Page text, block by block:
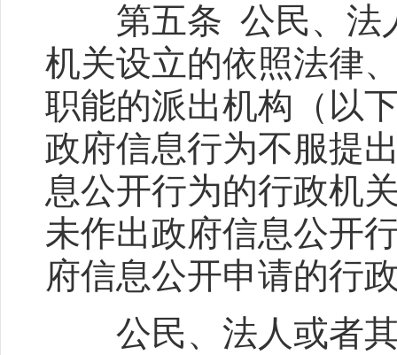
第五条 公民、法人
机关设立的依照法律
职能的派出机构（以
政府信息行为不服提
息公开行为的行政机
未作出政府信息公开
府信息公开申请的行
公民、法人或者其